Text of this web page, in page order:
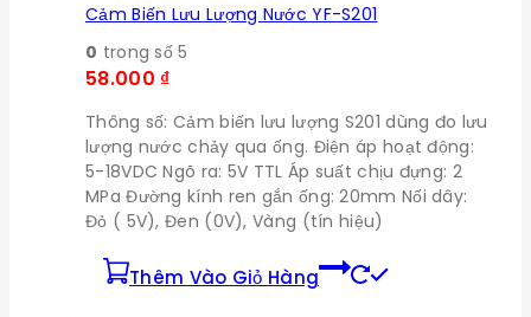
Cảm Biến Lưu Lượng Nước YF-S201
0 trong số 5
58.000 ₫
Thông số: Cảm biến lưu lượng S201 dùng đo lưu
lượng nước chảy qua ống. Điện áp hoạt động:
5-18VDC Ngõ ra: 5V TTL Áp suất chịu đựng: 2
MPa Đường kính ren gắn ống: 20mm Nối dây:
Đỏ ( 5V), Đen (0V), Vàng (tín hiệu)
Thêm Vào Giỏ Hàng